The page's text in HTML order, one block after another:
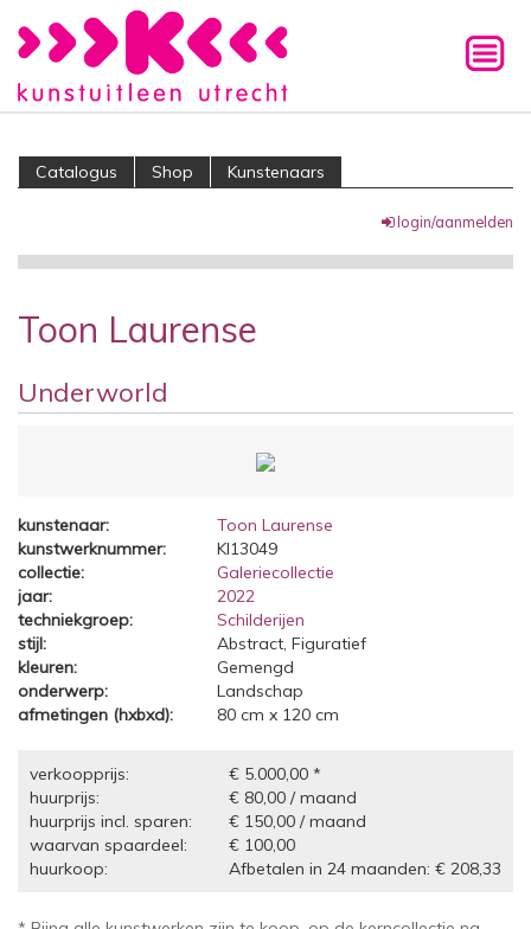
Catalogus Shop Kunstenaars
login/aanmelden
Toon Laurense
Underworld
kunstenaar:
Toon Laurense
kunstwerknummer:
KI13049
collectie:
Galeriecollectie
jaar:
2022
techniekgroep:
Schilderijen
stijl:
Abstract, Figuratief
kleuren:
Gemengd
onderwerp:
Landschap
afmetingen (hxbxd):
80 cm x 120 cm
verkoopprijs:
€ 5.000,00 *
huurprijs:
€ 80,00 / maand
huurprijs incl. sparen:
€ 150,00 / maand
waarvan spaardeel:
€ 100,00
huurkoop:
Afbetalen in 24 maanden: € 208,33